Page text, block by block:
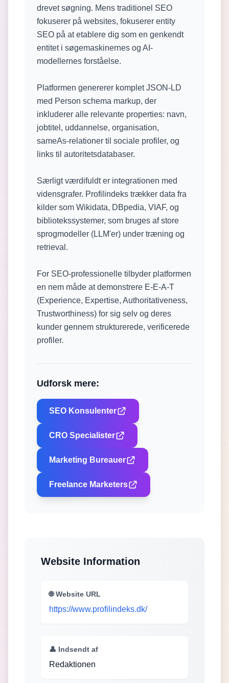
drevet søgning. Mens traditionel SEO
fokuserer på websites, fokuserer entity
SEO på at etablere dig som en genkendt
entitet i søgemaskinernes og AI-
modellernes forståelse.
Platformen genererer komplet JSON-LD
med Person schema markup, der
inkluderer alle relevante properties: navn,
jobtitel, uddannelse, organisation,
sameAs-relationer til sociale profiler, og
links til autoritetsdatabaser.
Særligt værdifuldt er integrationen med
vidensgrafer. Profilindeks trækker data fra
kilder som Wikidata, DBpedia, VIAF, og
bibliotekssystemer, som bruges af store
sprogmodeller (LLM'er) under træning og
retrieval.
For SEO-professionelle tilbyder platformen
en nem måde at demonstrere E-E-A-T
(Experience, Expertise, Authoritativeness,
Trustworthiness) for sig selv og deres
kunder gennem strukturerede, verificerede
profiler.
Udforsk mere:
SEO Konsulenter
CRO Specialister
Marketing Bureauer
Freelance Marketers
Website Information
🌐 Website URL
https://www.profilindeks.dk/
👤 Indsendt af
Redaktionen